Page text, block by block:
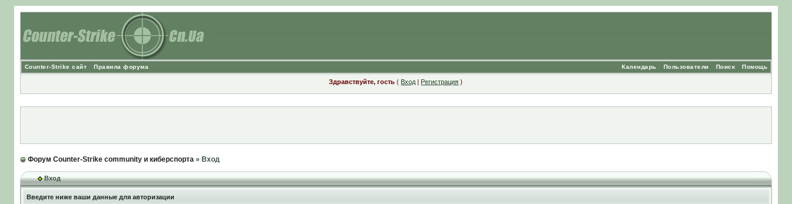
Counter-Strike сайт Правила форума Помощь
Поиск
Пользователи
Календарь
Здравствуйте, гость ( Вход | Регистрация )
Форум Counter-Strike community и киберспорта» Вход
Вход
Введите ниже ваши данные для авторизации